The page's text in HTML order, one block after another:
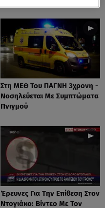
Στη ΜΕΘ Του ΠΑΓΝΗ 3χρονη -
Νοσηλεύεται Με Συμπτώματα
Πνιγμού
Έρευνες Για Την Επίθεση Στον
Ντογιάκο: Βίντεο Με Τον